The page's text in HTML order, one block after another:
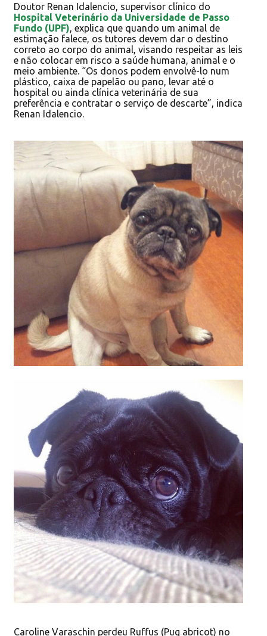
Doutor Renan Idalencio, supervisor clínico do
Hospital Veterinário da Universidade de Passo
Fundo (UPF) , explica que quando um animal de
estimação falece, os tutores devem dar o destino
correto ao corpo do animal, visando respeitar as leis
e não colocar em risco a saúde humana, animal e o
meio ambiente. “Os donos podem envolvê-lo num
plástico, caixa de papelão ou pano, levar até o
hospital ou ainda clínica veterinária de sua
preferência e contratar o serviço de descarte”, indica
Renan Idalencio.
Caroline Varaschin perdeu Ruffus (Pug abricot) no